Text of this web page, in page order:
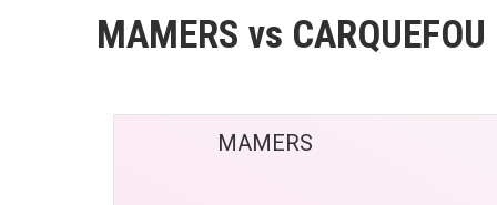
MAMERS vs CARQUEFOU
MAMERS